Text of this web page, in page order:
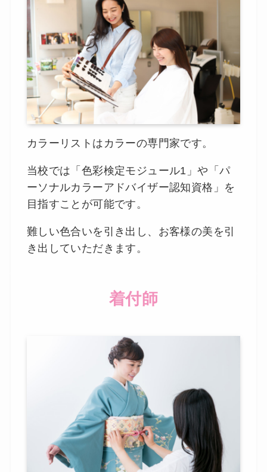
カラーリストはカラーの専門家です。
当校では「色彩検定モジュール1」や「パ
ーソナルカラーアドバイザー認知資格」を
目指すことが可能です。
難しい色合いを引き出し、お客様の美を引
き出していただきます。
着付師